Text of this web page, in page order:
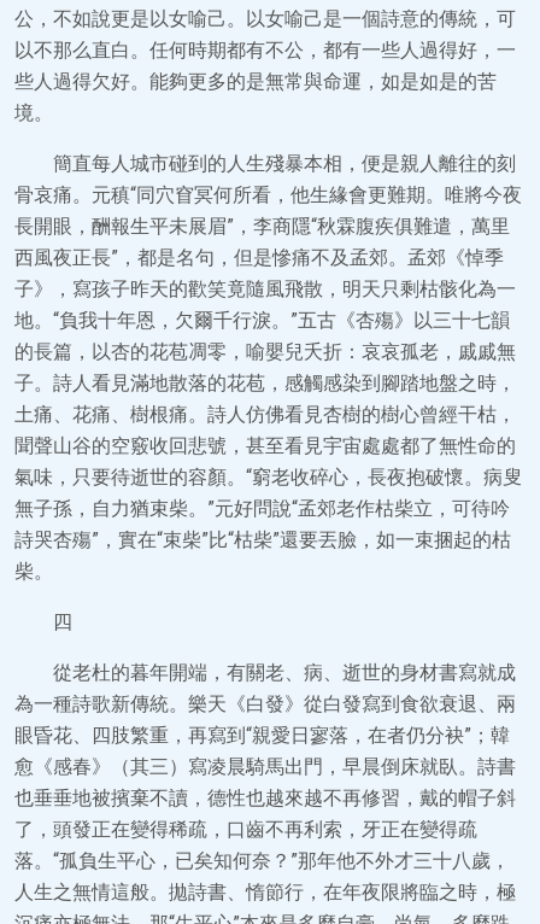
公，不如說更是以女喻己。以女喻己是一個詩意的傳統，可
以不那么直白。任何時期都有不公，都有一些人過得好，一
些人過得欠好。能夠更多的是無常與命運，如是如是的苦
境。
簡直每人城市碰到的人生殘暴本相，便是親人離往的刻
骨哀痛。元稹“同穴窅冥何所看，他生緣會更難期。唯將今夜
長開眼，酬報生平未展眉”，李商隱“秋霖腹疾俱難遣，萬里
西風夜正長”，都是名句，但是慘痛不及孟郊。孟郊《悼季
子》，寫孩子昨天的歡笑竟隨風飛散，明天只剩枯骸化為一
地。“負我十年恩，欠爾千行淚。”五古《杏殤》以三十七韻
的長篇，以杏的花苞凋零，喻嬰兒夭折：哀哀孤老，戚戚無
子。詩人看見滿地散落的花苞，感觸感染到腳踏地盤之時，
土痛、花痛、樹根痛。詩人仿佛看見杏樹的樹心曾經干枯，
聞聲山谷的空竅收回悲號，甚至看見宇宙處處都了無性命的
氣味，只要待逝世的容顏。“窮老收碎心，長夜抱破懷。病叟
無子孫，自力猶束柴。”元好問說“孟郊老作枯柴立，可待吟
詩哭杏殤”，實在“束柴”比“枯柴”還要丟臉，如一束捆起的枯
柴。
四
從老杜的暮年開端，有關老、病、逝世的身材書寫就成
為一種詩歌新傳統。樂天《白發》從白發寫到食欲衰退、兩
眼昏花、四肢繁重，再寫到“親愛日寥落，在者仍分袂”；韓
愈《感春》（其三）寫凌晨騎馬出門，早晨倒床就臥。詩書
也垂垂地被擯棄不讀，德性也越來越不再修習，戴的帽子斜
了，頭發正在變得稀疏，口齒不再利索，牙正在變得疏
落。“孤負生平心，已矣知何奈？”那年他不外才三十八歲，
人生之無情這般。拋詩書、惰節行，在年夜限將臨之時，極